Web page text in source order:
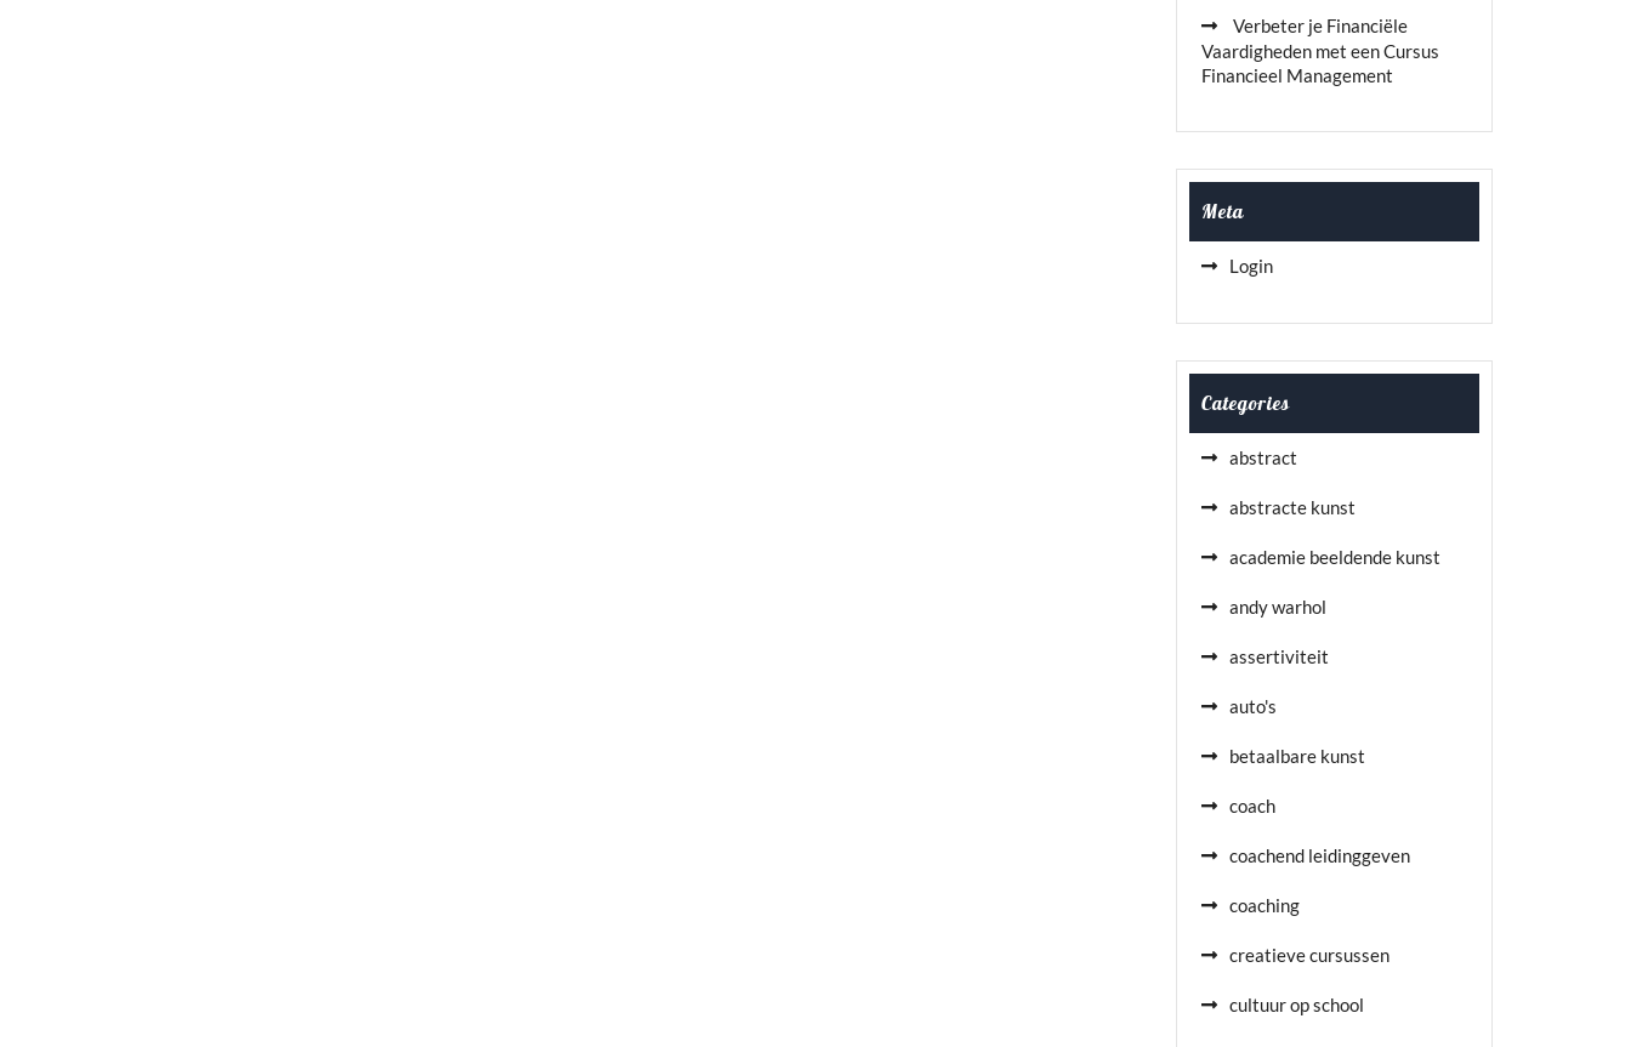
Verbeter je Financiële
Vaardigheden met een Cursus
Financieel Management
Meta
Login
Categories
abstract
abstracte kunst
academie beeldende kunst
andy warhol
assertiviteit
auto's
betaalbare kunst
coach
coachend leidinggeven
coaching
creatieve cursussen
cultuur op school